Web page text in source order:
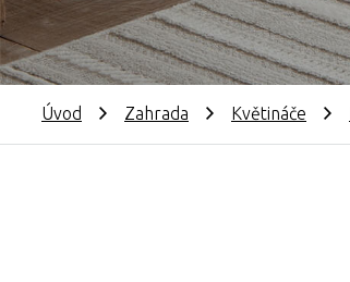
Úvod Zahrada Květináče